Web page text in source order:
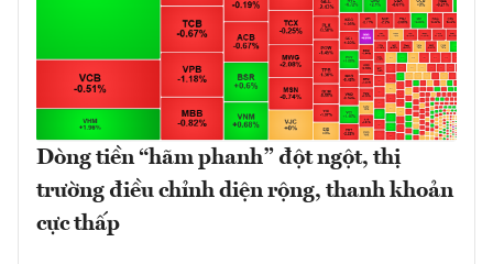
Dòng tiền “hãm phanh” đột ngột, thị
trường điều chỉnh diện rộng, thanh khoản
cực thấp